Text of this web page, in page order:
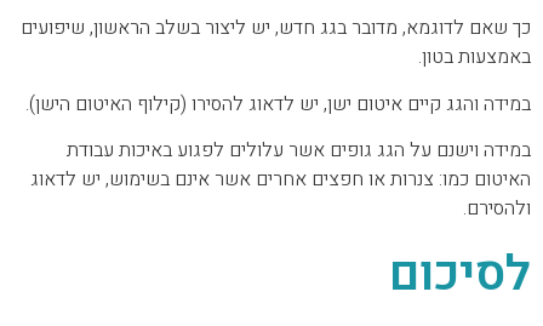
כך שאם לדוגמא, מדובר בגג חדש, יש ליצור בשלב הראשון, שיפועים
באמצעות בטון.
במידה והגג קיים איטום ישן, יש לדאוג להסירו (קילוף האיטום הישן).
במידה וישנם על הגג גופים אשר עלולים לפגוע באיכות עבודת
האיטום כמו: צנרות או חפצים אחרים אשר אינם בשימוש, יש לדאוג
ולהסירם.
לסיכום